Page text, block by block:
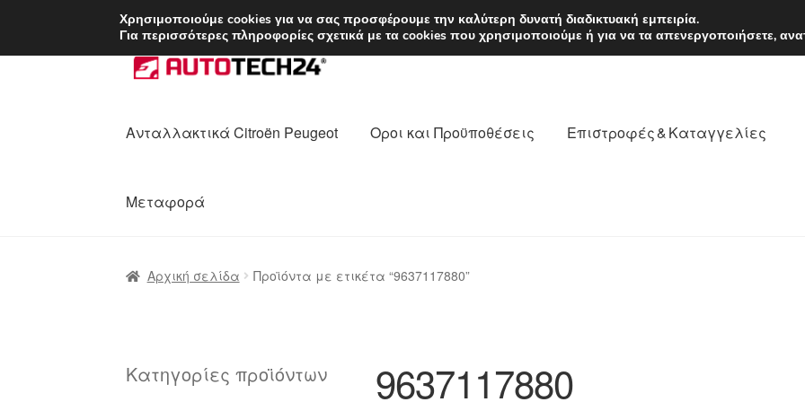
ΑΠΟΣΤΟΛΗ από 7 EUR Δευτέρα-Παρ.
Απευθείας
μετάβαση
πλοήγηση
Μετάβαση
σε
Ανταλλακτικά Citroën Peugeot Οροι και Προϋποθέσεις Επιστροφές & Καταγγελίες
Μεταφορά
Αρχική σελίδα Προϊόντα με ετικέτα “9637117880”
9637117880
Κατηγορίες προϊόντων
Χρησιμοποιούμε cookies για να σας προσφέρουμε την καλύτερη δυνατή διαδικτυακή εμπειρία.
Για περισσότερες πληροφορίες σχετικά με τα cookies που χρησιμοποιούμε ή για να τα απενεργοποιήσετε,